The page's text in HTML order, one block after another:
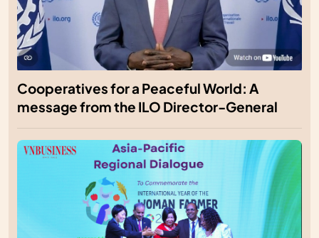
Cooperatives for a Peaceful World: A
message from the ILO Director-General